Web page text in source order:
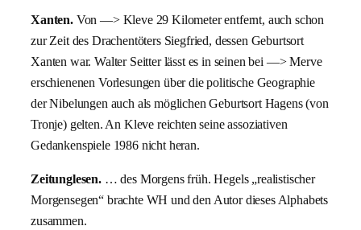
Xanten.Von —> Kleve 29 Kilometer entfernt, auch schon
zur Zeit des Drachentöters Siegfried, dessen Geburtsort
Xanten war. Walter Seitter lässt es in seinen bei —> Merve
erschienenen Vorlesungen über die politische Geographie
der Nibelungen auch als möglichen Geburtsort Hagens (von
Tronje) gelten. An Kleve reichten seine assoziativen
Gedankenspiele 1986 nicht heran.
Zeitunglesen.… des Morgens früh. Hegels „realistischer
Morgensegen“ brachte WH und den Autor dieses Alphabets
zusammen.